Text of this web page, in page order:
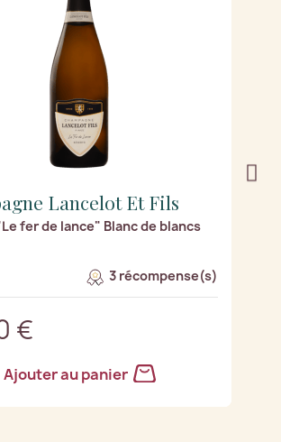
Lancelot Et Fils
fer de lance" Blanc de blancs
3 récompense(s)
€
Ajouter au panier